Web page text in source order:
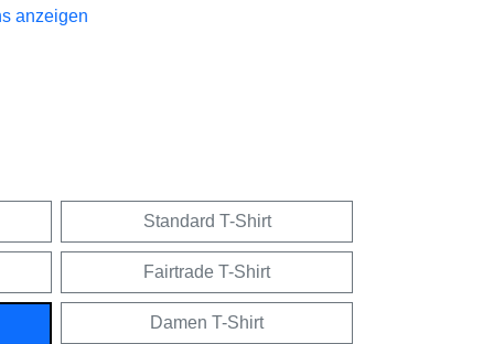
anzeigen
Standard T-Shirt
Fairtrade T-Shirt
Damen T-Shirt